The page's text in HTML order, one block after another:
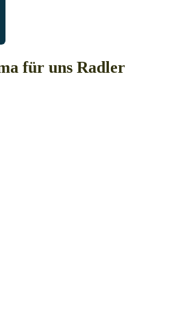
für uns Radler